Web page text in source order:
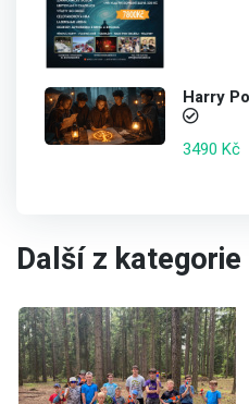
Harry
3490 Kč
Další z kategorie